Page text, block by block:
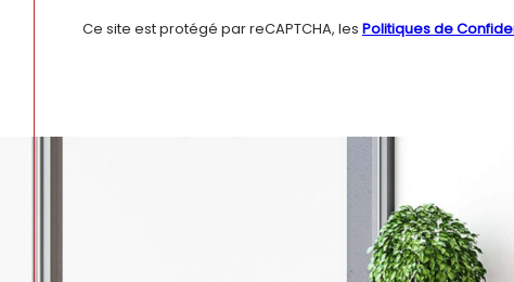
Ce site est protégé par reCAPTCHA, les Politiques de